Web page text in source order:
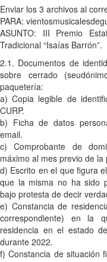
Enviar los 3 archivos al
PARA:
ASUNTO: III Premio
Tradicional “Isaías Barrón”.
2.1. Documentos de
sobre cerrado
paquetería:
a) Copia legible de
CURP.
b) Ficha de datos
email.
c) Comprobante de
máximo al mes previo de la
d) Escrito en el que figura
que la misma no ha sido
bajo protesta de decir
e) Constancia de
correspondiente) en la
residencia en el estado
durante 2022.
f) Constancia de situación